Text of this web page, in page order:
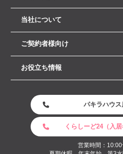
当社について
ご契約者様向け
お役立ち情報
パキラハウス
くらしーど24（入居
営業時間：